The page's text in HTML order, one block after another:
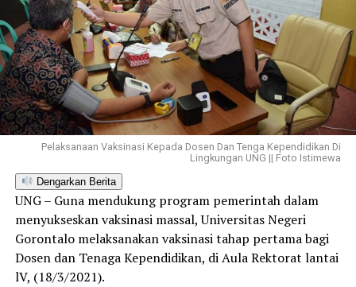
Pelaksanaan Vaksinasi Kepada Dosen Dan Tenga Kependidikan Di
Lingkungan UNG || Foto Istimewa
Dengarkan Berita
UNG – Guna mendukung program pemerintah dalam
menyukseskan vaksinasi massal, Universitas Negeri
Gorontalo melaksanakan vaksinasi tahap pertama bagi
Dosen dan Tenaga Kependidikan, di Aula Rektorat lantai
lV, (18/3/2021).